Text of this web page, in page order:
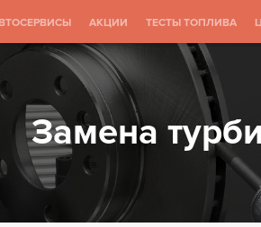
АКЦИИ ТЕСТЫ ТОПЛИВА
Замена